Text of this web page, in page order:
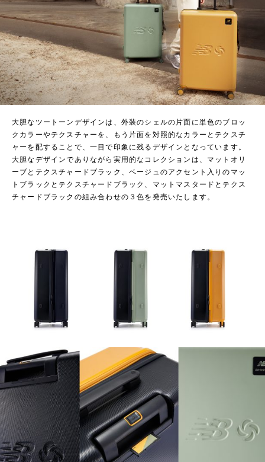
大胆なツートーンデザインは、外装のシェルの片面に単色のブロッ
クカラーやテクスチャーを、もう片面を対照的なカラーとテクスチ
ャーを配することで、一目で印象に残るデザインとなっています。
大胆なデザインでありながら実用的なコレクションは、マットオリ
ーブとテクスチャードブラック、ベージュのアクセント入りのマッ
トブラックとテクスチャードブラック、マットマスタードとテクス
チャードブラックの組み合わせの３色を発売いたします。